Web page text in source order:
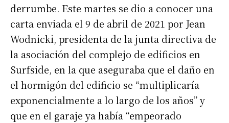
derrumbe. Este martes se dio a conocer una
carta enviada el 9 de abril de 2021 por Jean
Wodnicki, presidenta de la junta directiva de
la asociación del complejo de edificios en
Surfside, en la que aseguraba que el daño en
el hormigón del edificio se “multiplicaría
exponencialmente a lo largo de los años” y
que en el garaje ya había “empeorado